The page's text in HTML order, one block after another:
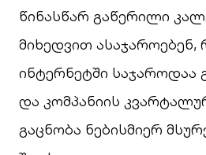
წინასწარ გაწერილი
მიხედვით
ინტერნეტში საჯაროდაა
და კომპანიის
გაცნობა ნებისმიერ